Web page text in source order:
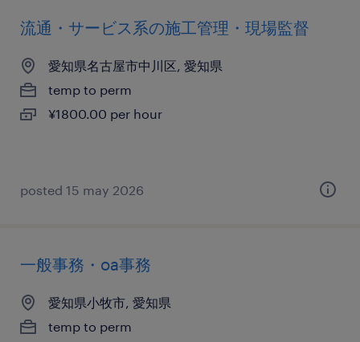
流通・サービス系の施工管理・現場監督
愛知県名古屋市中川区, 愛知県
temp to perm
¥1800.00 per hour
posted 15 may 2026
一般事務・oa事務
愛知県小牧市, 愛知県
temp to perm